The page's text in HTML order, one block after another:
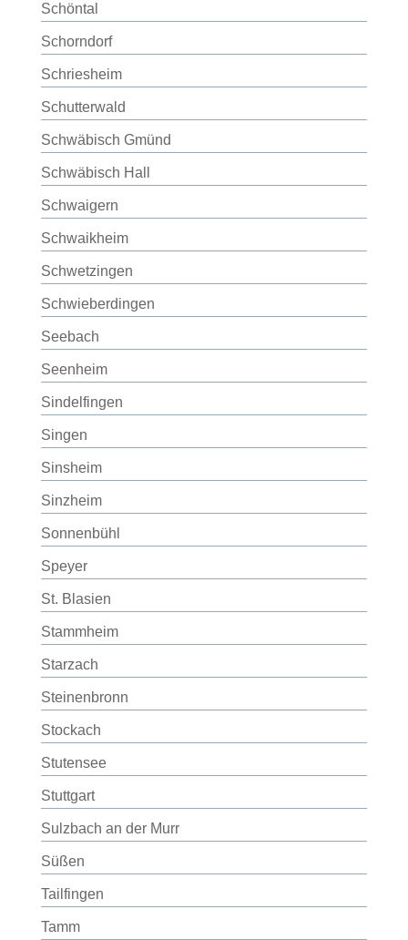
Schöntal
Schorndorf
Schriesheim
Schutterwald
Schwäbisch Gmünd
Schwäbisch Hall
Schwaigern
Schwaikheim
Schwetzingen
Schwieberdingen
Seebach
Seenheim
Sindelfingen
Singen
Sinsheim
Sinzheim
Sonnenbühl
Speyer
St. Blasien
Stammheim
Starzach
Steinenbronn
Stockach
Stutensee
Stuttgart
Sulzbach an der Murr
Süßen
Tailfingen
Tamm